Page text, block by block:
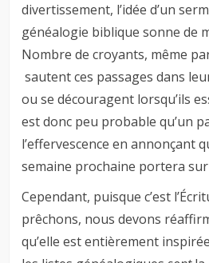
divertissement, l’idée d’un
généalogie biblique sonne de
Nombre de croyants, même
sautent ces passages dans
ou se découragent lorsqu’ils
est donc peu probable qu’un
l’effervescence en annonçant
semaine prochaine portera
Cependant, puisque c’est
prêchons, nous devons
qu’elle est entièrement